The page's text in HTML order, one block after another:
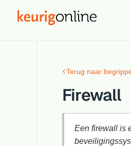
Terug naar
Firewall
Een firewall is